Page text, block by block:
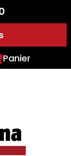
Panier